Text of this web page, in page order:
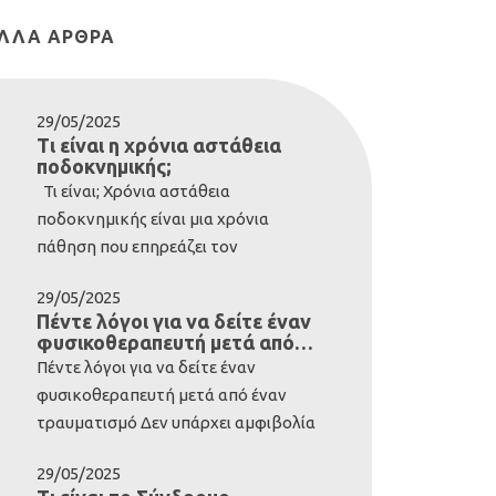
ΆΡΘΡΑ
29/05/2025
Τι είναι η χρόνια αστάθεια
ποδοκνημικής;
Τι είναι; Χρόνια αστάθεια
ποδοκνημικής είναι μια χρόνια
πάθηση που επηρεάζει τον
δομές. Συνήθως αναπτύσσεται μετά
από σοβαρό διάστρεμμα της
ποδοκνημικής. Ωστόσο, ορισμένοι
άνθρωποι είναι εκ γενετής με
λιγότερο σταθερούς αστραγάλους-
ιδιαίτερα εύκαμπτο σώμα. Περίπου
29/05/2025
Πέντε λόγοι για να δείτε έναν
φυσικοθεραπευτή μετά από
έναν τραυματισμό
Πέντε λόγοι για να δείτε έναν
φυσικοθεραπευτή μετά από έναν
τραυματισμό Δεν υπάρχει αμφιβολία
ιδιαίτερα ανθεκτικό. Αν εξαιρέσουμε
29/05/2025